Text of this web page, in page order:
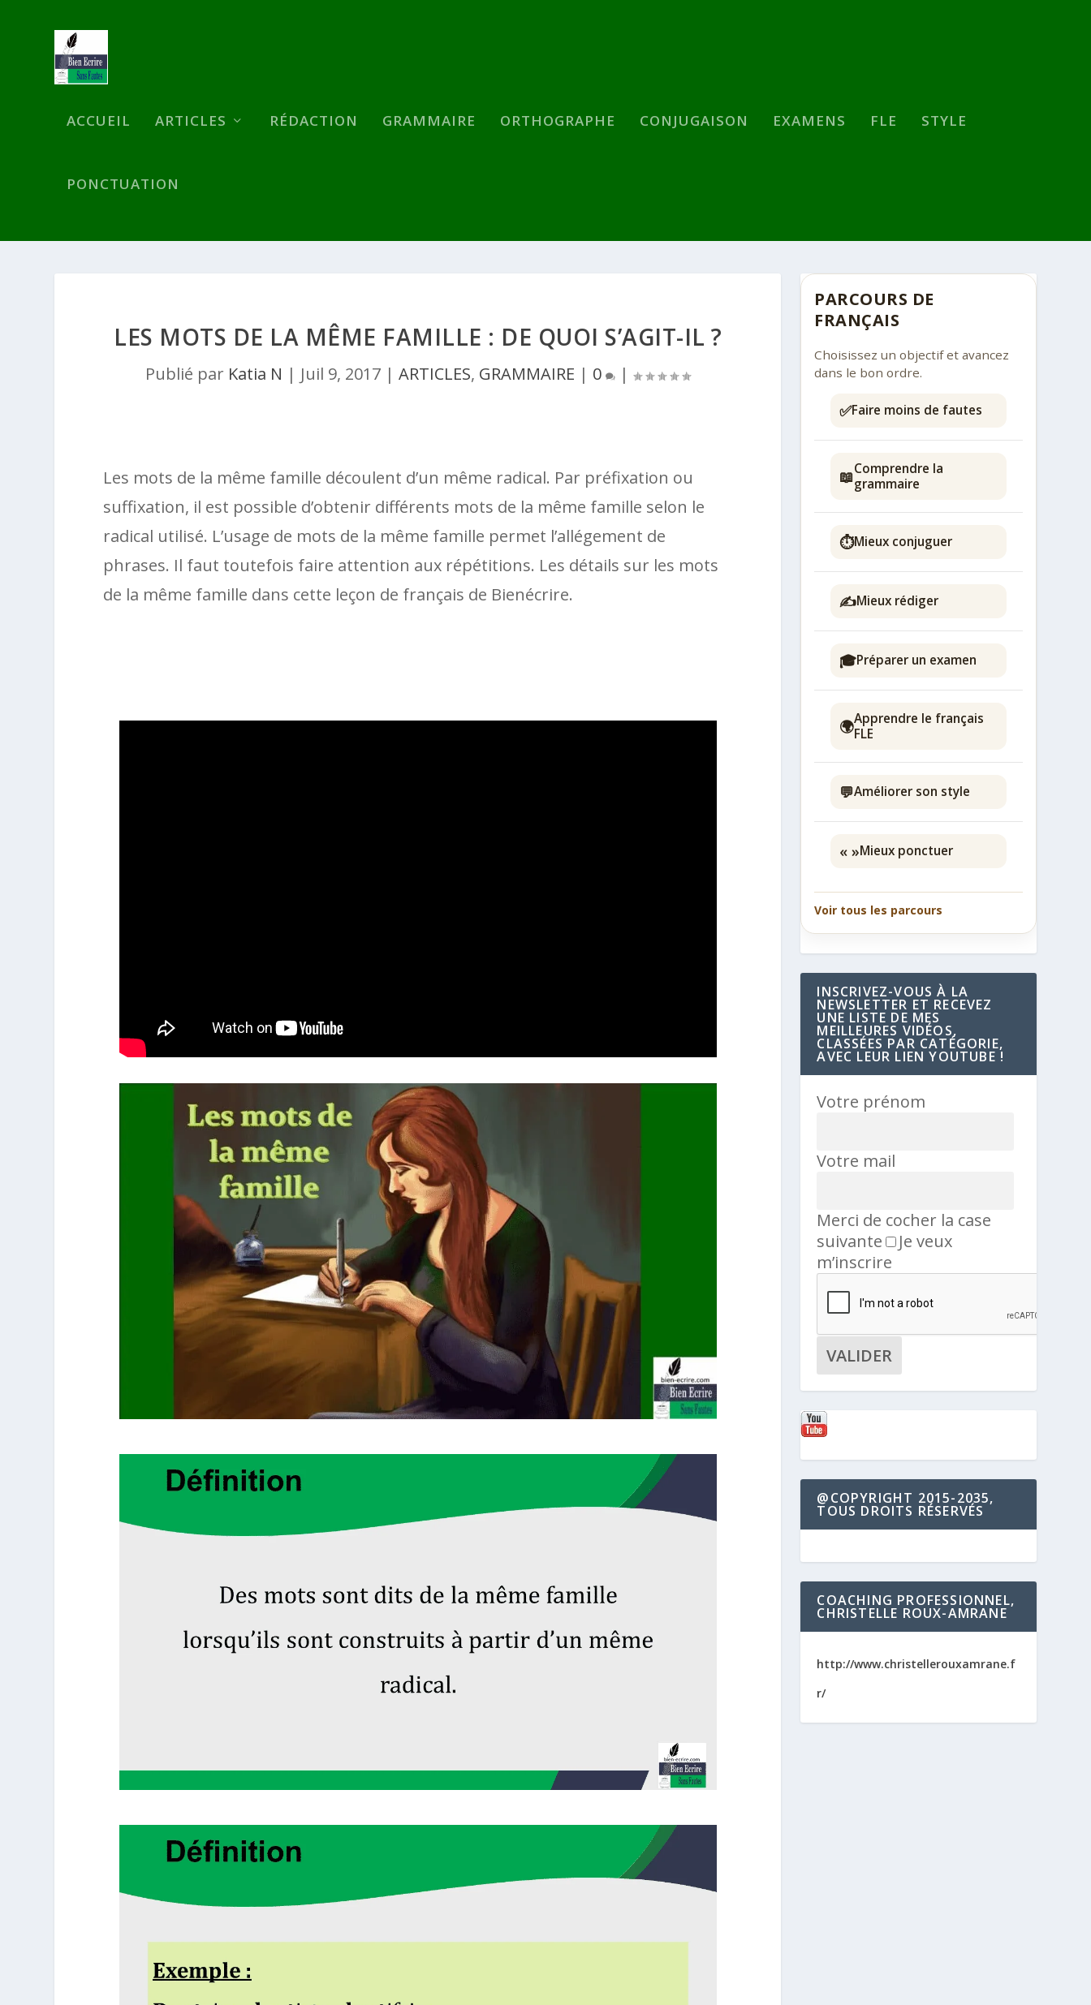
ACCUEIL ARTICLES RÉDACTION GRAMMAIRE ORTHOGRAPHE CONJUGAISON EXAMENS FLE STYLE
PONCTUATION
LES MOTS DE LA MÊME FAMILLE : DE QUOI S’AGIT-IL ?
Publié par Katia N | Juil 9, 2017 |ARTICLES, GRAMMAIRE | 0 |
Les mots de la même famille découlent d’un même radical. Par préfixation ou
suffixation, il est possible d’obtenir différents mots de la même famille selon le
radical utilisé. L’usage de mots de la même famille permet l’allégement de
phrases. Il faut toutefois faire attention aux répétitions. Les détails sur les mots
de la même famille dans cette leçon de français de Bienécrire.
PARCOURS DE
FRANÇAIS
Choisissez un objectif et avancez
dans le bon ordre.
✅Faire moins de fautes
📖Comprendre la
grammaire
⏱️Mieux conjuguer
✍️Mieux rédiger
🎓Préparer un examen
🌍Apprendre le français
FLE
💬Améliorer son style
« »Mieux ponctuer
Voir tous les parcours
INSCRIVEZ-VOUS À LA
NEWSLETTER ET RECEVEZ
UNE LISTE DE MES
MEILLEURES VIDÉOS,
CLASSÉES PAR CATÉGORIE,
AVEC LEUR LIEN YOUTUBE !
Votre prénom
Votre mail
Merci de cocher la case
suivante
Je veux
m’inscrire
@COPYRIGHT 2015-2035,
TOUS DROITS RÉSERVÉS
COACHING PROFESSIONNEL,
CHRISTELLE ROUX-AMRANE
http://www.christellerouxamrane.f
r/